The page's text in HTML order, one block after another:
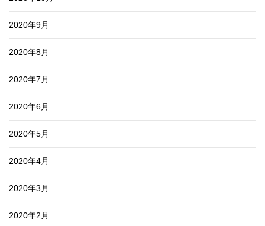
2020年9月
2020年8月
2020年7月
2020年6月
2020年5月
2020年4月
2020年3月
2020年2月